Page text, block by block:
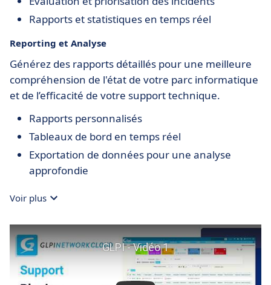
Rapports et statistiques en temps réel
Reporting et Analyse
Générez des rapports détaillés pour une meilleure
compréhension de l'état de votre parc informatique
et de l’efficacité de votre support technique.
Rapports personnalisés
Tableaux de bord en temps réel
Exportation de données pour une analyse
approfondie
Voir plus